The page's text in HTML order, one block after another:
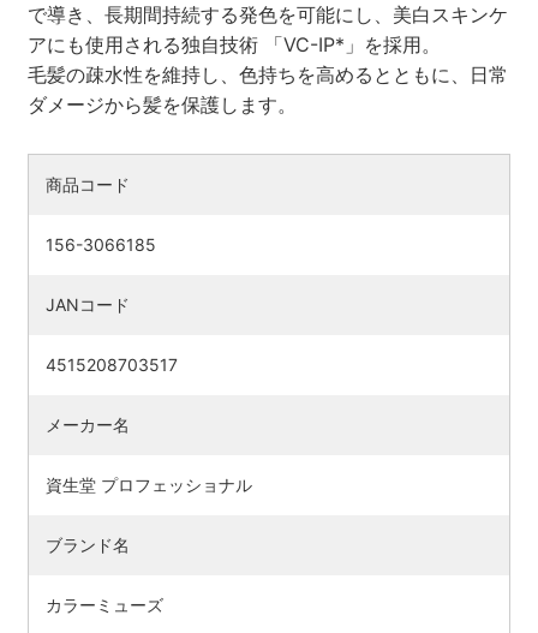
で導き、長期間持続する発色を可能にし、美白スキンケ
アにも使用される独自技術 「VC-IP*」を採用。
毛髪の疎水性を維持し、色持ちを高めるとともに、日常
ダメージから髪を保護します。
商品コード
156-3066185
JANコード
4515208703517
メーカー名
資生堂 プロフェッショナル
ブランド名
カラーミューズ